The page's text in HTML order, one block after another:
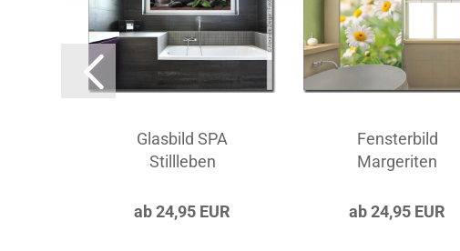
Glasbild SPA
Stillleben
ab 24,95 EUR
Fensterbild
Margeriten
ab 24,95 EUR